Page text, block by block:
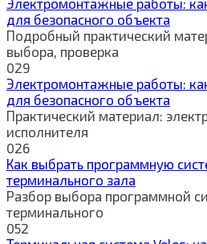
Электромонтажные работы:
для безопасного объекта
Подробный практический
выбора, проверка
029
Электромонтажные работы:
для безопасного объекта
Практический материал:
исполнителя
026
Как выбрать программную
терминального зала
Разбор выбора программной
терминального
052